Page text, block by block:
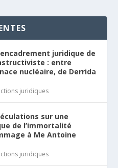
juridique de
: entre
nucléaire, de Derrida
juridiques
sur une
de l’immortalité
à Me Antoine
juridiques